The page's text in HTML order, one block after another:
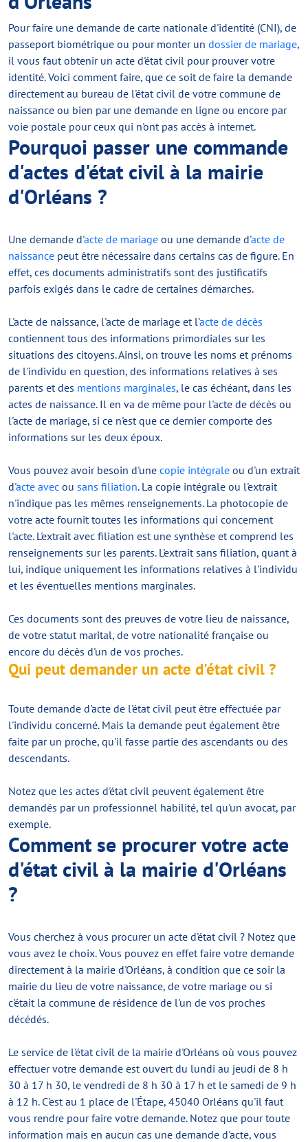
Pour faire une demande de carte nationale d'identité (CNI), de
passeport biométrique ou pour monter un dossier de mariage,
il vous faut obtenir un acte d'état civil pour prouver votre
identité. Voici comment faire, que ce soit de faire la demande
directement au bureau de l'état civil de votre commune de
naissance ou bien par une demande en ligne ou encore par
voie postale pour ceux qui n'ont pas accès à internet.
Pourquoi passer une commande
d'actes d'état civil à la mairie
d'Orléans ?
Une demande d'acte de mariage ou une demande d'acte de
naissance peut être nécessaire dans certains cas de figure. En
effet, ces documents administratifs sont des justificatifs
parfois exigés dans le cadre de certaines démarches.
L'acte de naissance, l'acte de mariage et l'acte de décès
contiennent tous des informations primordiales sur les
situations des citoyens. Ainsi, on trouve les noms et prénoms
de l'individu en question, des informations relatives à ses
parents et des mentions marginales, le cas échéant, dans les
actes de naissance. Il en va de même pour l'acte de décès ou
l'acte de mariage, si ce n'est que ce dernier comporte des
informations sur les deux époux.
Vous pouvez avoir besoin d'une copie intégrale ou d'un extrait
d'acte avec ou sans filiation. La copie intégrale ou l'extrait
n'indique pas les mêmes renseignements. La photocopie de
votre acte fournit toutes les informations qui concernent
l'acte. L'extrait avec filiation est une synthèse et comprend les
renseignements sur les parents. L'extrait sans filiation, quant à
lui, indique uniquement les informations relatives à l'individu
et les éventuelles mentions marginales.
Ces documents sont des preuves de votre lieu de naissance,
de votre statut marital, de votre nationalité française ou
encore du décès d'un de vos proches.
Qui peut demander un acte d'état civil ?
Toute demande d'acte de l'état civil peut être effectuée par
l'individu concerné. Mais la demande peut également être
faite par un proche, qu'il fasse partie des ascendants ou des
descendants.
Notez que les actes d'état civil peuvent également être
demandés par un professionnel habilité, tel qu'un avocat, par
exemple.
Comment se procurer votre acte
d'état civil à la mairie d'Orléans
?
Vous cherchez à vous procurer un acte d'état civil ? Notez que
vous avez le choix. Vous pouvez en effet faire votre demande
directement à la mairie d'Orléans, à condition que ce soir la
mairie du lieu de votre naissance, de votre mariage ou si
c'était la commune de résidence de l'un de vos proches
décédés.
Le service de l'état civil de la mairie d'Orléans où vous pouvez
effectuer votre demande est ouvert du lundi au jeudi de 8 h
30 à 17 h 30, le vendredi de 8 h 30 à 17 h et le samedi de 9 h
à 12 h. C'est au 1 place de l'Étape, 45040 Orléans qu'il faut
vous rendre pour faire votre demande. Notez que pour toute
information mais en aucun cas une demande d'acte, vous